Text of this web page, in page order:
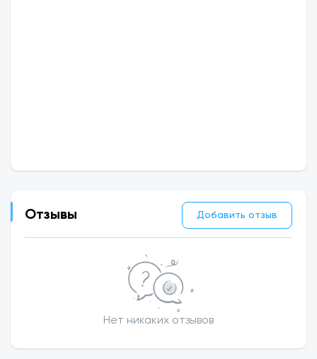
Отзывы Добавить отзыв
Нет никаких отзывов